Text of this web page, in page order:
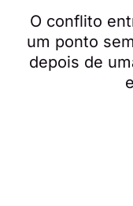
O conflito
um ponto
depois de